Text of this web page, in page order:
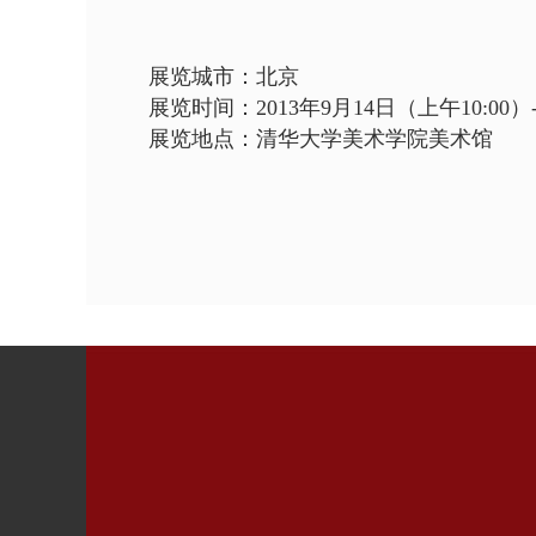
展览城市：北京
展览时间： 2013年9月 14 日（上午10:00）
展览地点：清华大学美术学院美术馆